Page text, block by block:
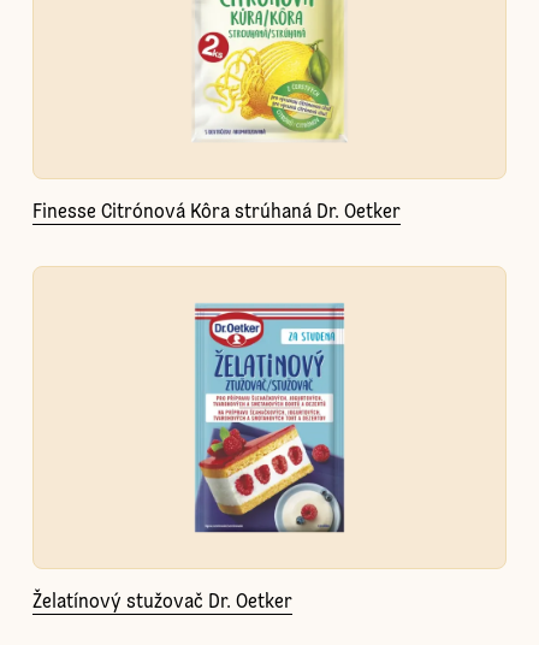
Finesse Citrónová Kôra strúhaná Dr. Oetker
Želatínový stužovač Dr. Oetker